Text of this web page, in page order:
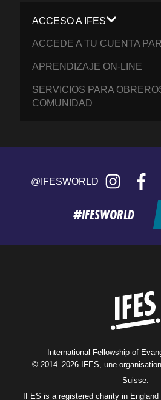
ACCESO A IFES
ACCEDE A TU CUENTA
APRENDIZAJE ON-LINE
SERVICIOS PARA
COMUNIDAD
@IFESWORLD Instagram
#IFESWORLD
International Fellowship of
© 2014–2026 IFES, une
Suisse.
IFES is a registered charity in